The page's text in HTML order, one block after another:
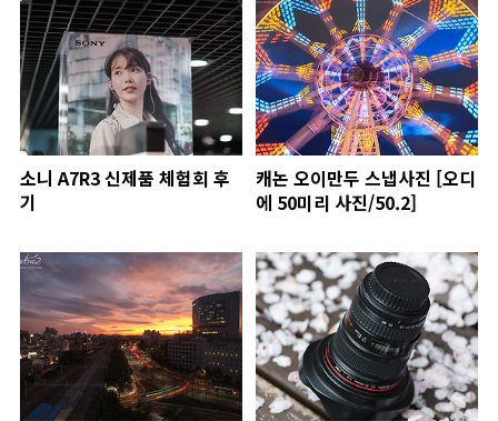
소니 A7R3 신제품 체험회 후
기
캐논 오이만두 스냅사진 [오디
에 50미리 사진/50.2]